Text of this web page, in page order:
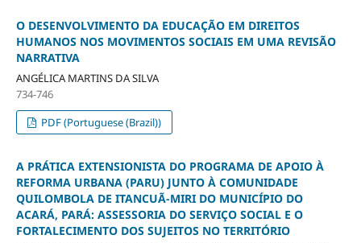
O DESENVOLVIMENTO DA EDUCAÇÃO EM DIREITOS
HUMANOS NOS MOVIMENTOS SOCIAIS EM UMA REVISÃO
NARRATIVA
ANGÉLICA MARTINS DA SILVA
734-746
PDF (Portuguese (Brazil))
A PRÁTICA EXTENSIONISTA DO PROGRAMA DE APOIO À
REFORMA URBANA (PARU) JUNTO À COMUNIDADE
QUILOMBOLA DE ITANCUÃ-MIRI DO MUNICÍPIO DO
ACARÁ, PARÁ: ASSESSORIA DO SERVIÇO SOCIAL E O
FORTALECIMENTO DOS SUJEITOS NO TERRITÓRIO